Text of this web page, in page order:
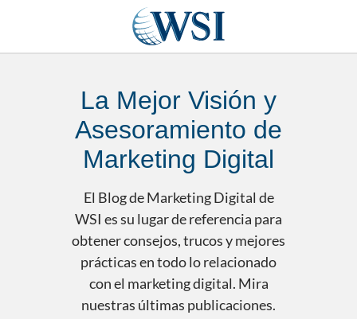
La Mejor Visión y
Asesoramiento de
Marketing Digital
El Blog de Marketing Digital de
WSI es su lugar de referencia para
obtener consejos, trucos y mejores
prácticas en todo lo relacionado
con el marketing digital. Mira
nuestras últimas publicaciones.